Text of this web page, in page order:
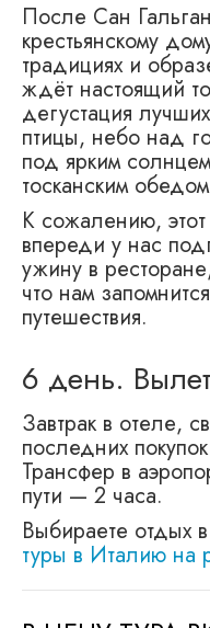
После Сан
крестьянскому
традициях и
ждёт настоящий
дегустация
птицы, небо над
под ярким
тосканским
К сожалению,
впереди у нас
ужину в
что нам
путешествия.
6 день.
Завтрак в отеле,
последних
Трансфер в
пути — 2 часа.
Выбираете отдых
туры в Италию на